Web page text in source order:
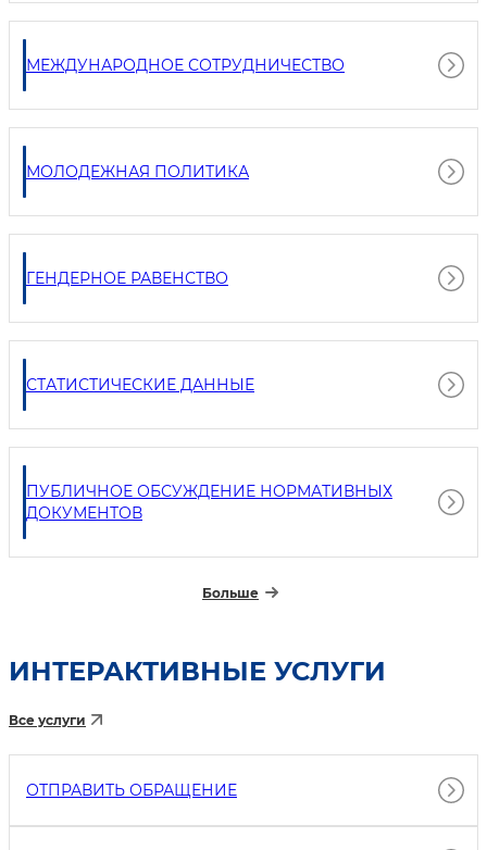
МЕЖДУНАРОДНОЕ СОТРУДНИЧЕСТВО
МОЛОДЕЖНАЯ ПОЛИТИКА
ГЕНДЕРНОЕ РАВЕНСТВО
СТАТИСТИЧЕСКИЕ ДАННЫЕ
ПУБЛИЧНОЕ ОБСУЖДЕНИЕ НОРМАТИВНЫХ
ДОКУМЕНТОВ
Больше
ИНТЕРАКТИВНЫЕ УСЛУГИ
Все услуги
ОТПРАВИТЬ ОБРАЩЕНИЕ